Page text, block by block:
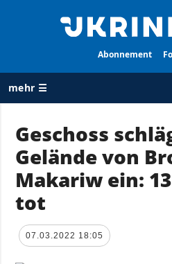
Abonnement
mehr ☰
ALLE
RUBRIKEN
Krieg
Wiederaufbau
der Ukraine
Politik
Geschoss
Gelände von
Makariw ein:
tot
07.03.2022 18:05